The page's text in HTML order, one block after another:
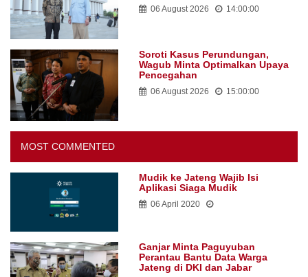
06 August 2026 14:00:00
Soroti Kasus Perundungan,
Wagub Minta Optimalkan Upaya
Pencegahan
06 August 2026 15:00:00
MOST COMMENTED
Mudik ke Jateng Wajib Isi
Aplikasi Siaga Mudik
06 April 2020
Ganjar Minta Paguyuban
Perantau Bantu Data Warga
Jateng di DKI dan Jabar